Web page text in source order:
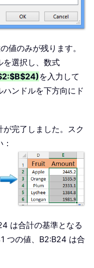
値のみが残ります。
を選択し、数式
を入力して
ンドルを下方向にド
完了しました。スク
は合計の基準となる
つの値、B2:B24 は合